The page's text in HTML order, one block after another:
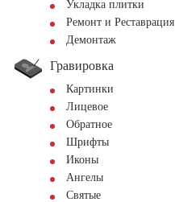
Укладка плитки
Ремонт и Реставрация
Демонтаж
Гравировка
Картинки
Лицевое
Обратное
Шрифты
Иконы
Ангелы
Святые